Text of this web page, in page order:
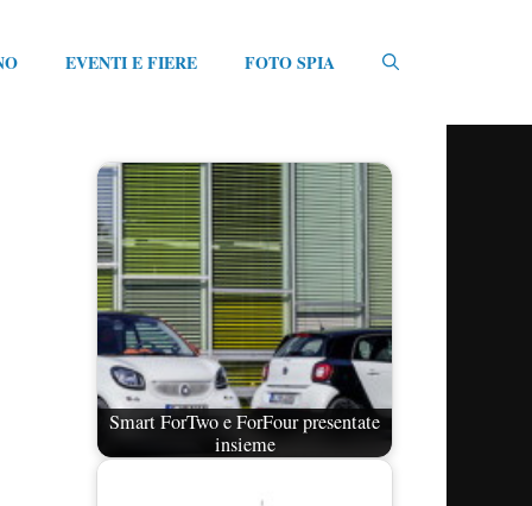
EVENTI E FIERE FOTO SPIA
Smart ForTwo e ForFour presentate
insieme